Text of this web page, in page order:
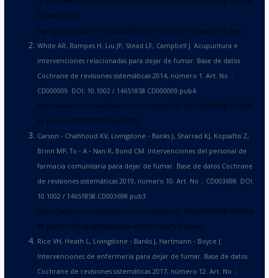
08.pub3/full?
highlightAbstract=de%7Cayuda%7Csin%7Cdejar%7Cayud%7Cfumar
White AR, Rampes H, Liu JP, Stead LF, Campbell J. Acupuntura e
intervenciones relacionadas para dejar de fumar. Base de datos
Cochrane de revisiones sistemáticas 2014, número 1. Art. No .:
CD000009. DOI: 10.1002 / 14651858.CD000009.pub4.
https://www.cochranelibrary.com/cdsr/doi/10.1002/14651858.CD0000
09.pub4/full#CD000009-sec-0076
Carson ‐ Chahhoud KV, Livingstone ‐ Banks J, Sharrad KJ, Kopsaftis Z,
Brinn MP, To ‐ A ‐ Nan R, Bond CM. Intervenciones del personal de
farmacia comunitaria para dejar de fumar. Base de datos Cochrane
de revisiones sistemáticas 2019, número 10. Art. No .: CD003698. DOI:
10.1002 / 14651858.CD003698.pub3.
https://www.cochranelibrary.com/cdsr/doi/10.1002/14651858.CD0036
98.pub3/full?highlightAbstract=de%7Cdejar%7Cfumar
Rice VH, Heath L, Livingstone ‐ Banks J, Hartmann ‐ Boyce J.
Intervenciones de enfermería para dejar de fumar. Base de datos
Cochrane de revisiones sistemáticas 2017, número 12. Art. No .: